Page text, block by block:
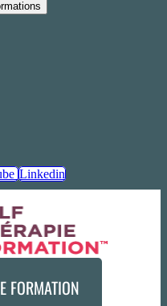
Linkedin
FORMATION